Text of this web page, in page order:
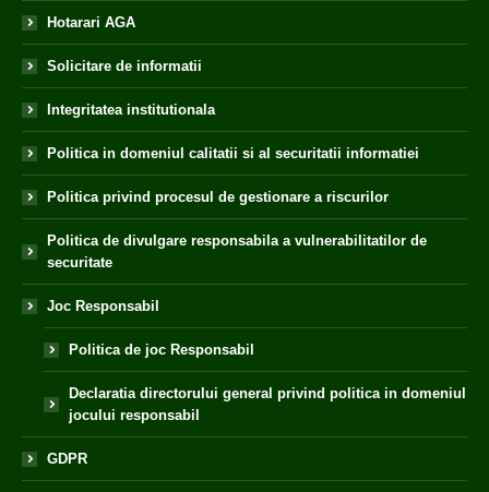
Hotarari AGA
Solicitare de informatii
Integritatea institutionala
Politica in domeniul calitatii si al securitatii informatiei
Politica privind procesul de gestionare a riscurilor
Politica de divulgare responsabila a vulnerabilitatilor de
securitate
Joc Responsabil
Politica de joc Responsabil
Declaratia directorului general privind politica in domeniul
jocului responsabil
GDPR